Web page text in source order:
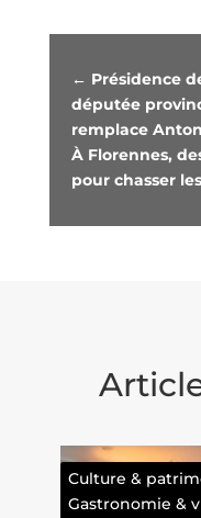
← Présidence
députée
remplace
À Florennes,
pour chasser
Culture &
Gastronomie & vie